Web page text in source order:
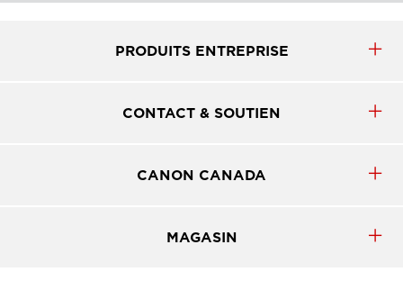
PRODUITS ENTREPRISE
CONTACT & SOUTIEN
CANON CANADA
MAGASIN